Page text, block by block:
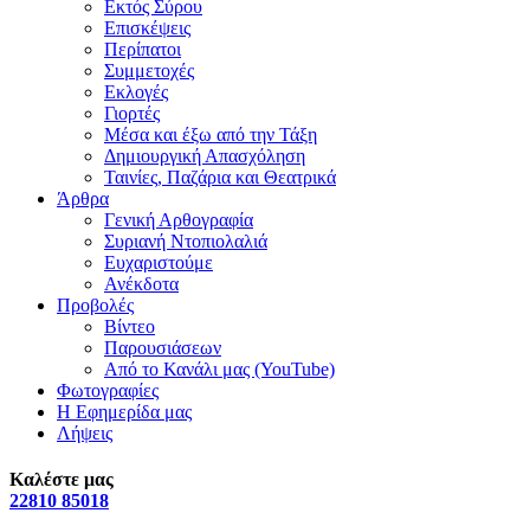
Εκτός Σύρου
Επισκέψεις
Περίπατοι
Συμμετοχές
Εκλογές
Γιορτές
Μέσα και έξω από την Τάξη
Δημιουργική Απασχόληση
Ταινίες, Παζάρια και Θεατρικά
Άρθρα
Γενική Αρθογραφία
Συριανή Ντοπιολαλιά
Ευχαριστούμε
Ανέκδοτα
Προβολές
Βίντεο
Παρουσιάσεων
Από το Κανάλι μας (YouTube)
Φωτογραφίες
Η Εφημερίδα μας
Λήψεις
Καλέστε μας
22810 85018